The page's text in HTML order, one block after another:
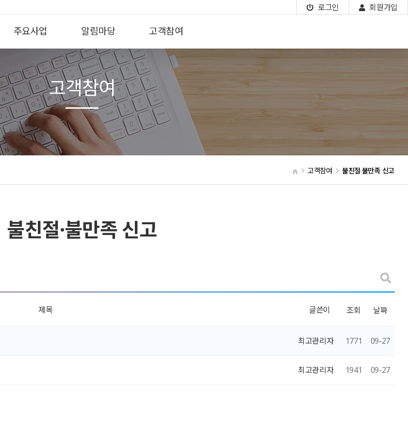
로그인 회원가입
주요사업 알림마당 고객참여
고객참여 불친절·불만족 신고
고객참여
불친절·불만족 신고
제목 글쓴이 조회 날짜
최고관리자 1771 09-27
최고관리자 1941 09-27